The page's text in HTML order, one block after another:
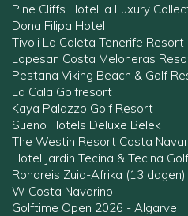
Pine Cliffs Hotel, a Luxury
Dona Filipa Hotel
Tivoli La Caleta Tenerife Resort
Lopesan Costa Meloneras
Pestana Viking Beach & Golf
La Cala Golfresort
Kaya Palazzo Golf Resort
Sueno Hotels Deluxe Belek
The Westin Resort Costa
Hotel Jardin Tecina & Tecina Golf
Rondreis Zuid-Afrika (13
W Costa Navarino
Golftime Open 2026 - Algarve